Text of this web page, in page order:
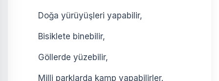
Doğa yürüyüşleri yapabilir,
Bisiklete binebilir,
Göllerde yüzebilir,
Milli parklarda kamp yapabilirler.